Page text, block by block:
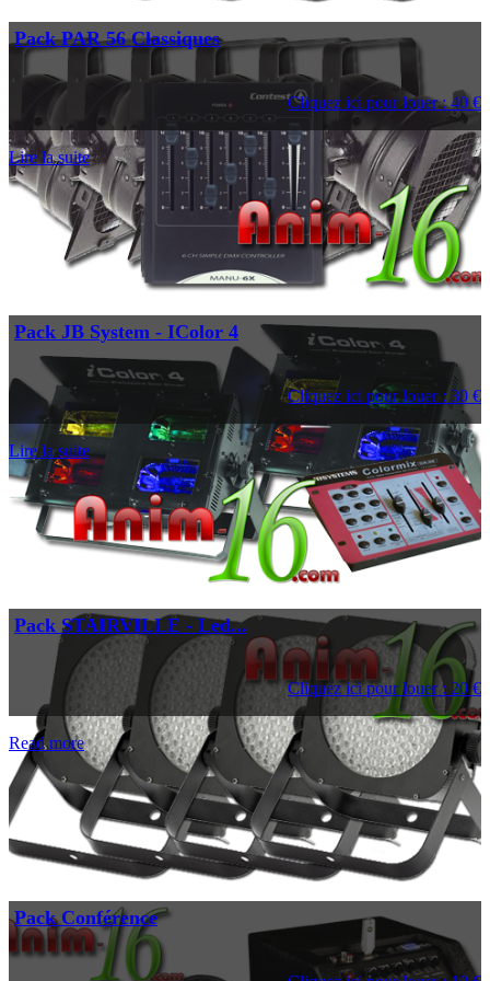
Pack PAR 56 Classiques
Cliquez ici pour louer : 40 €
Lire la suite
Pack JB System - IColor 4
Cliquez ici pour louer : 30 €
Lire la suite
Pack STAIRVILLE - Led...
Cliquez ici pour louer : 20 €
Read more
Pack Conférence